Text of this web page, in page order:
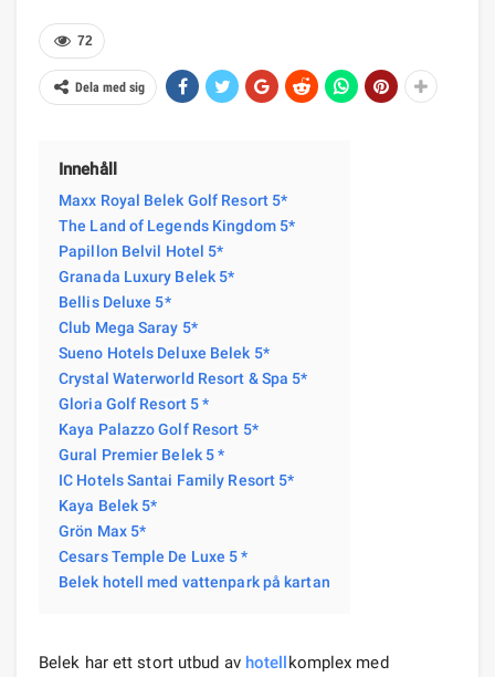
72
Dela med sig
Innehåll
Maxx Royal Belek Golf Resort 5*
The Land of Legends Kingdom 5*
Papillon Belvil Hotel 5*
Granada Luxury Belek 5*
Bellis Deluxe 5*
Club Mega Saray 5*
Sueno Hotels Deluxe Belek 5*
Crystal Waterworld Resort & Spa 5*
Gloria Golf Resort 5 *
Kaya Palazzo Golf Resort 5*
Gural Premier Belek 5 *
IC Hotels Santai Family Resort 5*
Kaya Belek 5*
Grön Max 5*
Cesars Temple De Luxe 5 *
Belek hotell med vattenpark på kartan
Belek har ett stort utbud av hotellkomplex med